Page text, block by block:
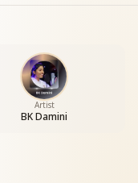
Artist
BK Damini